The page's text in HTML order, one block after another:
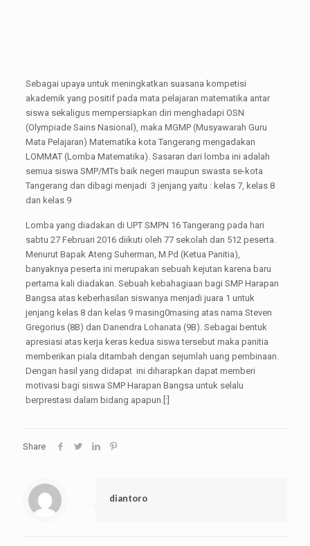
Sebagai upaya untuk meningkatkan suasana kompetisi
akademik yang positif pada mata pelajaran matematika antar
siswa sekaligus mempersiapkan diri menghadapi OSN
(Olympiade Sains Nasional), maka MGMP (Musyawarah Guru
Mata Pelajaran) Matematika kota Tangerang mengadakan
LOMMAT (Lomba Matematika). Sasaran dari lomba ini adalah
semua siswa SMP/MTs baik negeri maupun swasta se-kota
Tangerang dan dibagi menjadi 3 jenjang yaitu : kelas 7, kelas 8
dan kelas 9
Lomba yang diadakan di UPT SMPN 16 Tangerang pada hari
sabtu 27 Februari 2016 diikuti oleh 77 sekolah dan 512 peserta.
Menurut Bapak Ateng Suherman, M.Pd (Ketua Panitia),
banyaknya peserta ini merupakan sebuah kejutan karena baru
pertama kali diadakan. Sebuah kebahagiaan bagi SMP Harapan
Bangsa atas keberhasilan siswanya menjadi juara 1 untuk
jenjang kelas 8 dan kelas 9 masing0masing atas nama Steven
Gregorius (8B) dan Danendra Lohanata (9B). Sebagai bentuk
apresiasi atas kerja keras kedua siswa tersebut maka panitia
memberikan piala ditambah dengan sejumlah uang pembinaan.
Dengan hasil yang didapat ini diharapkan dapat memberi
motivasi bagi siswa SMP Harapan Bangsa untuk selalu
berprestasi dalam bidang apapun.[:]
Share
diantoro